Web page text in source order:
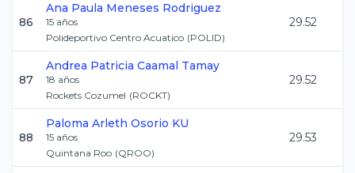
86
Ana Paula Meneses Rodriguez
15 años
Polideportivo Centro Acuatico (POLID)
29.52
87
Andrea Patricia Caamal Tamay
18 años
Rockets Cozumel (ROCKT)
29.52
88
Paloma Arleth Osorio KU
15 años
Quintana Roo (QROO)
29.53